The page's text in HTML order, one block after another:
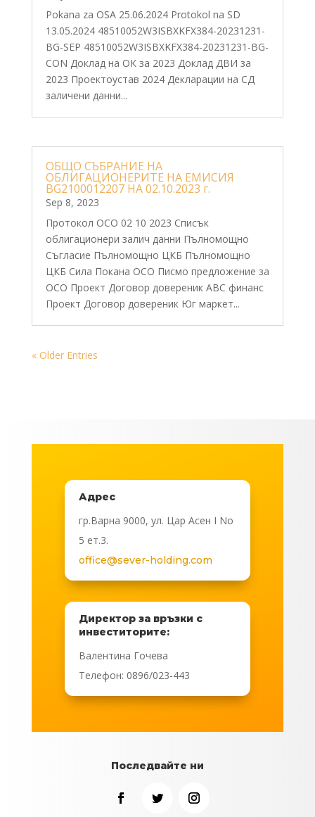
Pokana za OSA 25.06.2024 Protokol na SD
13.05.2024 48510052W3ISBXKFX384-20231231-
BG-SEP 48510052W3ISBXKFX384-20231231-BG-
CON Доклад на ОК за 2023 Доклад ДВИ за
2023 Проектоустав 2024 Декларации на СД
заличени данни...
ОБЩО СЪБРАНИЕ НА
ОБЛИГАЦИОНЕРИТЕ НА ЕМИСИЯ
BG2100012207 НА 02.10.2023 г.
Sep 8, 2023
Протокол ОСО 02 10 2023 Списък
облигационери залич данни Пълномощно
Съгласие Пълномощно ЦКБ Пълномощно
ЦКБ Сила Покана ОСО Писмо предложение за
ОСО Проект Договор довереник АВС финанс
Проект Договор довереник Юг маркет...
« Older Entries
Адрес
гр.Варна 9000, ул. Цар Асен I No
5 ет.3.
office@sever-holding.com
Директор за връзки с
инвеститорите:
Валентина Гочева
Телефон: 0896/023-443
Последвайте ни